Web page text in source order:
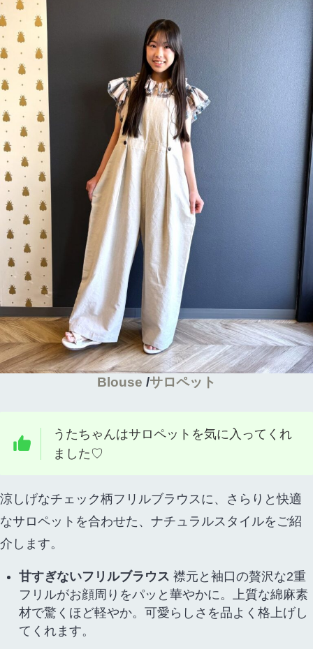
Blouse /サロペット
うたちゃんはサロペットを気に入ってくれ
ました♡
涼しげなチェック柄フリルブラウスに、さらりと快適
なサロペットを合わせた、ナチュラルスタイルをご紹
介します。
甘すぎないフリルブラウス 襟元と袖口の贅沢な2重
フリルがお顔周りをパッと華やかに。上質な綿麻素
材で驚くほど軽やか。可愛らしさを品よく格上げし
てくれます。